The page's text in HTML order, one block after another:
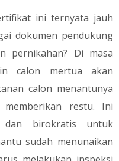
ini ternyata jauh
dokumen pendukung
pernikahan? Di masa
calon mertua akan
calon menantunya
memberikan restu. Ini
birokratis untuk
sudah menunaikan